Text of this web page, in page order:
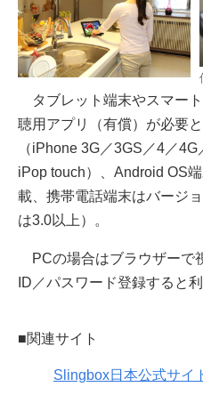
タブレット端末やスマー
聴用アプリ（有償）が必要
（iPhone 3G／3GS／4／
iPop touch）、Android OS
載、携帯電話端末はバージ
は3.0以上）。
PCの場合はブラウザーで
ID／パスワード登録すると利
■関連サイト
Slingbox日本公式サイ